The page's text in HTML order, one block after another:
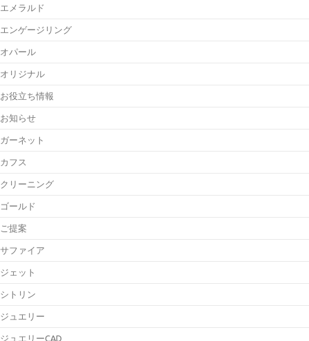
エメラルド
エンゲージリング
オパール
オリジナル
お役立ち情報
お知らせ
ガーネット
カフス
クリーニング
ゴールド
ご提案
サファイア
ジェット
シトリン
ジュエリー
ジュエリーCAD